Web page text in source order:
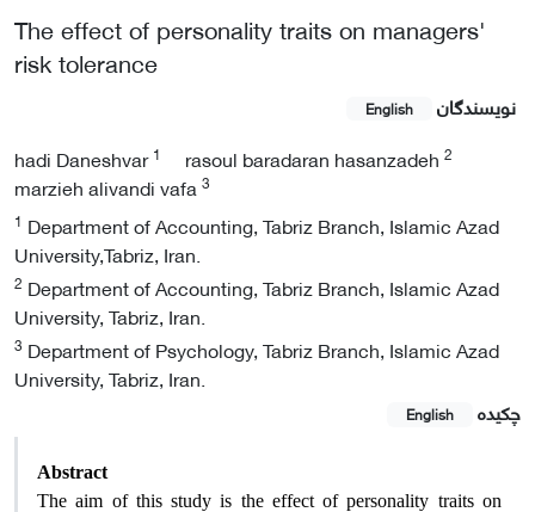
The effect of personality traits on managers'
risk tolerance
نویسندگان English
hadi Daneshvar1 rasoul baradaran hasanzadeh 2
marzieh alivandi vafa3
1 Department of Accounting, Tabriz Branch, Islamic Azad
University,Tabriz, Iran.
2 Department of Accounting, Tabriz Branch, Islamic Azad
University, Tabriz, Iran.
3 Department of Psychology, Tabriz Branch, Islamic Azad
University, Tabriz, Iran.
چکیده
English
Abstract
The aim of this study is the effect of personality traits on